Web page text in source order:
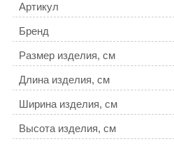
Артикул
Бренд
Размер изделия, см
Длина изделия, см
Ширина изделия, см
Высота изделия, см